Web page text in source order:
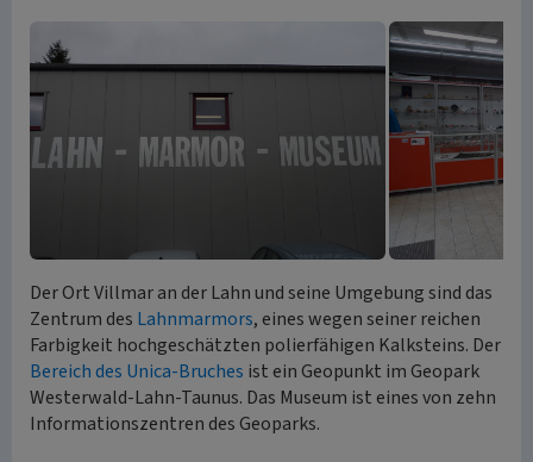
Der Ort Villmar an der Lahn und seine Umgebung sind das
Zentrum des Lahnmarmors, eines wegen seiner reichen
Farbigkeit hochgeschätzten polierfähigen Kalksteins. Der
Bereich des Unica-Bruches ist ein Geopunkt im Geopark
Westerwald-Lahn-Taunus. Das Museum ist eines von zehn
Informationszentren des Geoparks.